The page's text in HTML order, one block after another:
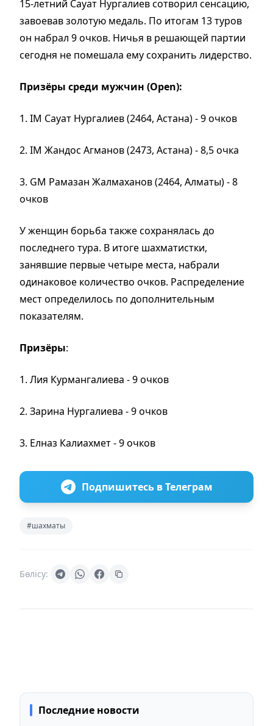
15-летний Сауат Нургалиев сотворил сенсацию,
завоевав золотую медаль. По итогам 13 туров
он набрал 9 очков. Ничья в решающей партии
сегодня не помешала ему сохранить лидерство.
Призёры среди мужчин (Open):
1. IM Сауат Нургалиев (2464, Астана) - 9 очков
2. IM Жандос Агманов (2473, Астана) - 8,5 очка
3. GM Рамазан Жалмаханов (2464, Алматы) - 8
очков
У женщин борьба также сохранялась до
последнего тура. В итоге шахматистки,
занявшие первые четыре места, набрали
одинаковое количество очков. Распределение
мест определилось по дополнительным
показателям.
Призёры:
1. Лия Курмангалиева - 9 очков
2. Зарина Нургалиева - 9 очков
3. Елназ Калиахмет - 9 очков
Подпишитесь в Телеграм
#шахматы
Бөлісу:
Последние новости